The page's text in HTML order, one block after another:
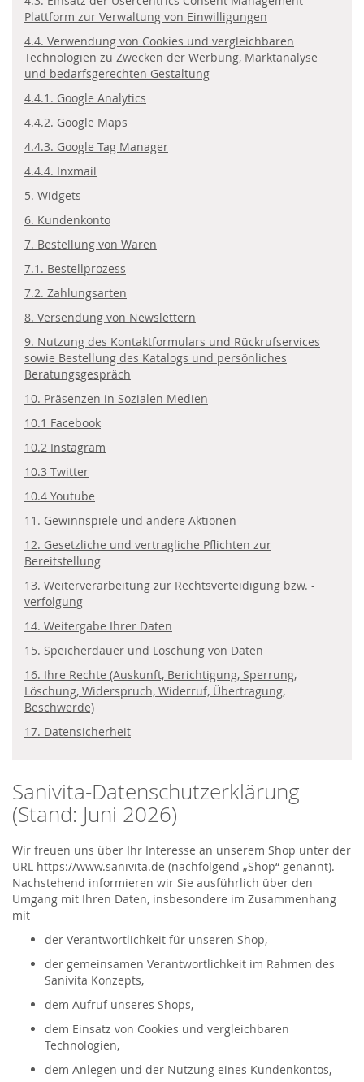
Sanivita-Datenschutzerklärung
(Stand: Juni 2026)
Wir freuen uns über Ihr Interesse an unserem Shop unter der
URL https://www.sanivita.de (nachfolgend „Shop“ genannt).
Nachstehend informieren wir Sie ausführlich über den
Umgang mit Ihren Daten, insbesondere im Zusammenhang
mit
der Verantwortlichkeit für unseren Shop,
der gemeinsamen Verantwortlichkeit im Rahmen des
Sanivita Konzepts,
dem Aufruf unseres Shops,
dem Einsatz von Cookies und vergleichbaren
Technologien,
dem Anlegen und der Nutzung eines Kundenkontos,
Plattform zur Verwaltung von Einwilligungen
4.4. Verwendung von Cookies und vergleichbaren
Technologien zu Zwecken der Werbung, Marktanalyse
und bedarfsgerechten Gestaltung
4.4.1. Google Analytics
4.4.2. Google Maps
4.4.3. Google Tag Manager
4.4.4. Inxmail
5. Widgets
6. Kundenkonto
7. Bestellung von Waren
7.1. Bestellprozess
7.2. Zahlungsarten
8. Versendung von Newslettern
9. Nutzung des Kontaktformulars und Rückrufservices
sowie Bestellung des Katalogs und persönliches
Beratungsgespräch
10. Präsenzen in Sozialen Medien
10.1 Facebook
10.2 Instagram
10.3 Twitter
10.4 Youtube
11. Gewinnspiele und andere Aktionen
12. Gesetzliche und vertragliche Pflichten zur
Bereitstellung
13. Weiterverarbeitung zur Rechtsverteidigung bzw. -
verfolgung
14. Weitergabe Ihrer Daten
15. Speicherdauer und Löschung von Daten
16. Ihre Rechte (Auskunft, Berichtigung, Sperrung,
Löschung, Widerspruch, Widerruf, Übertragung,
Beschwerde)
17. Datensicherheit